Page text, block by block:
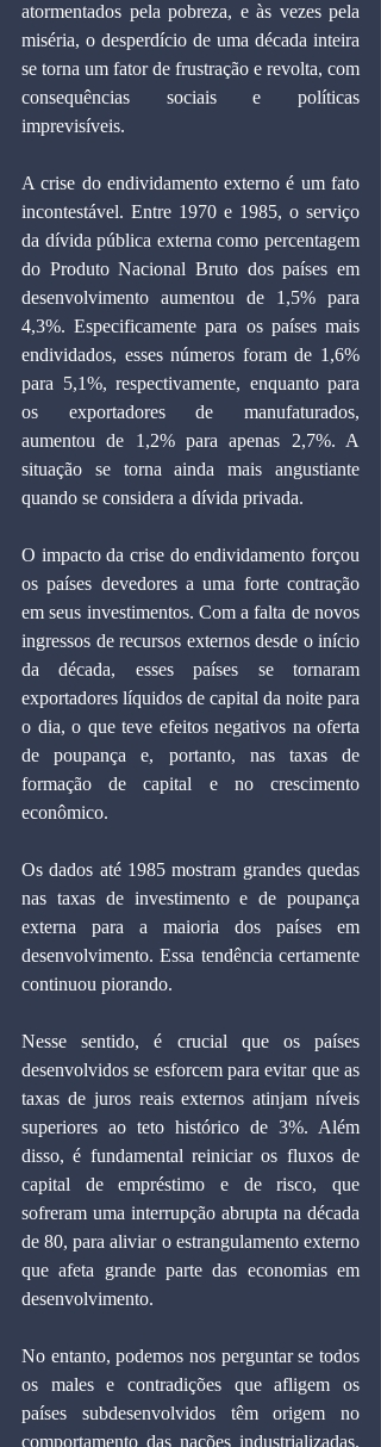
atormentados pela pobreza, e às vezes pela
miséria, o desperdício de uma década inteira
se torna um fator de frustração e revolta, com
consequências sociais e políticas
imprevisíveis.
A crise do endividamento externo é um fato
incontestável. Entre 1970 e 1985, o serviço
da dívida pública externa como percentagem
do Produto Nacional Bruto dos países em
desenvolvimento aumentou de 1,5% para
4,3%. Especificamente para os países mais
endividados, esses números foram de 1,6%
para 5,1%, respectivamente, enquanto para
os exportadores de manufaturados,
aumentou de 1,2% para apenas 2,7%. A
situação se torna ainda mais angustiante
quando se considera a dívida privada.
O impacto da crise do endividamento forçou
os países devedores a uma forte contração
em seus investimentos. Com a falta de novos
ingressos de recursos externos desde o início
da década, esses países se tornaram
exportadores líquidos de capital da noite para
o dia, o que teve efeitos negativos na oferta
de poupança e, portanto, nas taxas de
formação de capital e no crescimento
econômico.
Os dados até 1985 mostram grandes quedas
nas taxas de investimento e de poupança
externa para a maioria dos países em
desenvolvimento. Essa tendência certamente
continuou piorando.
Nesse sentido, é crucial que os países
desenvolvidos se esforcem para evitar que as
taxas de juros reais externos atinjam níveis
superiores ao teto histórico de 3%. Além
disso, é fundamental reiniciar os fluxos de
capital de empréstimo e de risco, que
sofreram uma interrupção abrupta na década
de 80, para aliviar o estrangulamento externo
que afeta grande parte das economias em
desenvolvimento.
No entanto, podemos nos perguntar se todos
os males e contradições que afligem os
países subdesenvolvidos têm origem no
comportamento das nações industrializadas.